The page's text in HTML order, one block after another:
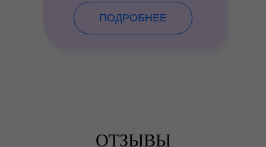
ПОДРОБНЕЕ
ОТЗЫВЫ